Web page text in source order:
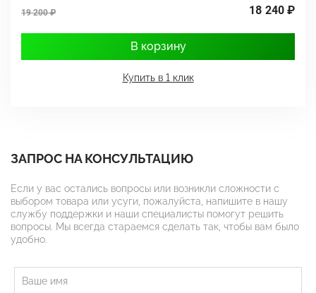
19 200 ₽ 18 240 ₽
В корзину
Купить в 1 клик
ЗАПРОС НА КОНСУЛЬТАЦИЮ
Если у вас остались вопросы или возникли сложности с
выбором товара или усуги, пожалуйста, напишите в нашу
службу поддержки и наши специалисты помогут решить
вопросы. Мы всегда стараемся сделать так, чтобы вам было
удобно.